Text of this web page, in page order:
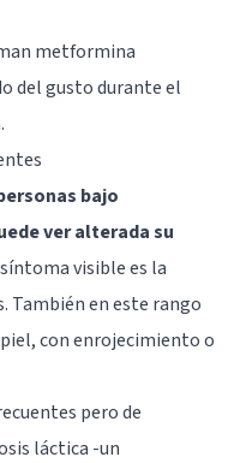
metformina
del gusto durante el
bajo
ver alterada su
visible es la
También en este rango
con enrojecimiento o
pero de
láctica -un